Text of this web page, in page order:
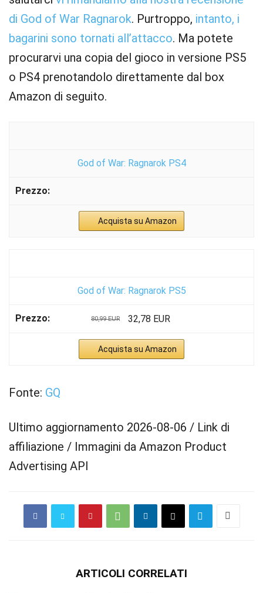
di God of War Ragnarok. Purtroppo, intanto, i
bagarini sono tornati all’attacco. Ma potete
procurarvi una copia del gioco in versione PS5
o PS4 prenotandolo direttamente dal box
Amazon di seguito.
God of War: Ragnarok PS4
Acquista su Amazon
God of War: Ragnarok PS5
80,99 EUR 32,78 EUR
Acquista su Amazon
Fonte: GQ
Ultimo aggiornamento 2026-08-06 / Link di
affiliazione / Immagini da Amazon Product
Advertising API
ARTICOLI CORRELATI